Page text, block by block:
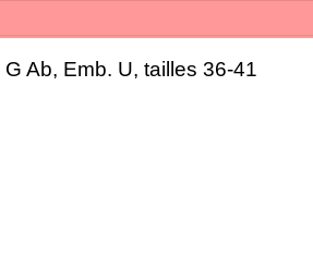
Ab, Emb. U, tailles 36-41